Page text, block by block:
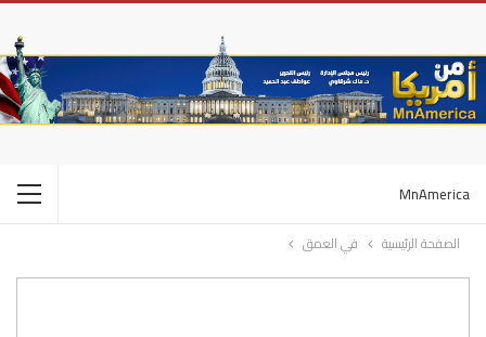
MnAmerica
الصفحة الرئيسية في العمق